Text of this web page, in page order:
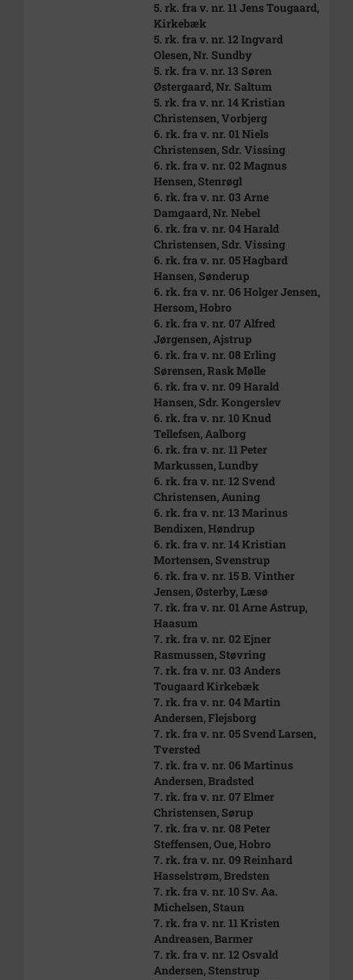
5. rk. fra v. nr. 11 Jens Tougaard,
Kirkebæk
5. rk. fra v. nr. 12 Ingvard
Olesen, Nr. Sundby
5. rk. fra v. nr. 13 Søren
Østergaard, Nr. Saltum
5. rk. fra v. nr. 14 Kristian
Christensen, Vorbjerg
6. rk. fra v. nr. 01 Niels
Christensen, Sdr. Vissing
6. rk. fra v. nr. 02 Magnus
Hensen, Stenrøgl
6. rk. fra v. nr. 03 Arne
Damgaard, Nr. Nebel
6. rk. fra v. nr. 04 Harald
Christensen, Sdr. Vissing
6. rk. fra v. nr. 05 Hagbard
Hansen, Sønderup
6. rk. fra v. nr. 06 Holger Jensen,
Hersom, Hobro
6. rk. fra v. nr. 07 Alfred
Jørgensen, Ajstrup
6. rk. fra v. nr. 08 Erling
Sørensen, Rask Mølle
6. rk. fra v. nr. 09 Harald
Hansen, Sdr. Kongerslev
6. rk. fra v. nr. 10 Knud
Tellefsen, Aalborg
6. rk. fra v. nr. 11 Peter
Markussen, Lundby
6. rk. fra v. nr. 12 Svend
Christensen, Auning
6. rk. fra v. nr. 13 Marinus
Bendixen, Høndrup
6. rk. fra v. nr. 14 Kristian
Mortensen, Svenstrup
6. rk. fra v. nr. 15 B. Vinther
Jensen, Østerby, Læsø
7. rk. fra v. nr. 01 Arne Astrup,
Haasum
7. rk. fra v. nr. 02 Ejner
Rasmussen, Støvring
7. rk. fra v. nr. 03 Anders
Tougaard Kirkebæk
7. rk. fra v. nr. 04 Martin
Andersen, Flejsborg
7. rk. fra v. nr. 05 Svend Larsen,
Tversted
7. rk. fra v. nr. 06 Martinus
Andersen, Bradsted
7. rk. fra v. nr. 07 Elmer
Christensen, Sørup
7. rk. fra v. nr. 08 Peter
Steffensen, Oue, Hobro
7. rk. fra v. nr. 09 Reinhard
Hasselstrøm, Bredsten
7. rk. fra v. nr. 10 Sv. Aa.
Michelsen, Staun
7. rk. fra v. nr. 11 Kristen
Andreasen, Barmer
7. rk. fra v. nr. 12 Osvald
Andersen, Stenstrup